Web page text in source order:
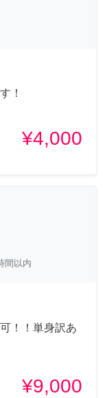
！
¥4,000
間以内
！！単身訳あ
¥9,000